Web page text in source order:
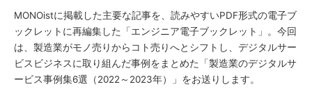
MONOistに掲載した主要な記事を、読みやすいPDF形式の電子ブ
ックレットに再編集した「エンジニア電子ブックレット」。今回
は、製造業がモノ売りからコト売りへとシフトし、デジタルサー
ビスビジネスに取り組んだ事例をまとめた「製造業のデジタルサ
ービス事例集6選（2022～2023年）」をお送りします。